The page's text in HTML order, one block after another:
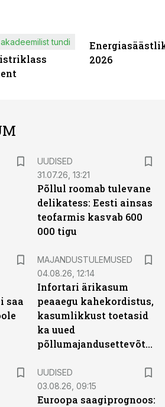
tundi
2026
UUDISED
31.07.26, 13:21
Põllul roomab tulevane
delikatess: Eesti ainsas
teofarmis kasvab 600
000 tigu
saa
MAJANDUSTULEMUSED
04.08.26, 12:14
Infortari ärikasum
peaaegu kahekordistus,
kasumlikkust toetasid
ka uued
põllumajandusettevõtted
UUDISED
03.08.26, 09:15
Euroopa saagiprognoos: